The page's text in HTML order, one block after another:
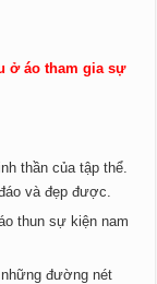
ở áo tham gia sự
thần của tập thể.
và đẹp được.
thun sự kiện nam
đường nét